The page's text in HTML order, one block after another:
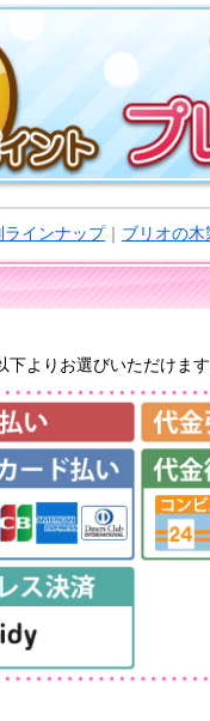
ラインナップ｜ ブリオの
よりお選びいただけます